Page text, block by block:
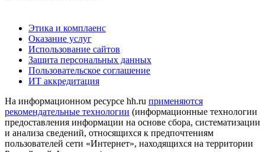
Этика и комплаенс
Оказание услуг
Использование сайтов
Защита персональных данных
Пользовательское соглашение
ИТ аккредитация
На информационном ресурсе hh.ru применяются
рекомендательные технологии (информационные технологии
предоставления информации на основе сбора, систематизации
и анализа сведений, относящихся к предпочтениям
пользователей сети «Интернет», находящихся на территории